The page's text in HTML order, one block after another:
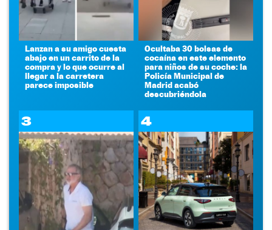
Lanzan a su amigo cuesta
abajo en un carrito de la
compra y lo que ocurre al
llegar a la carretera
parece imposible
Ocultaba 30 bolsas de
cocaína en este elemento
para niños de su coche: la
Policía Municipal de
Madrid acabó
descubriéndola
3 4